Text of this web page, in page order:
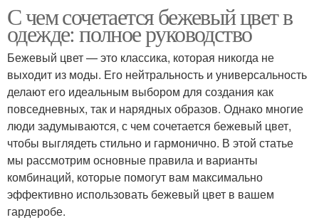
С чем сочетается бежевый цвет в
одежде: полное руководство
Бежевый цвет — это классика, которая никогда не
выходит из моды. Его нейтральность и универсальность
делают его идеальным выбором для создания как
повседневных, так и нарядных образов. Однако многие
люди задумываются, с чем сочетается бежевый цвет,
чтобы выглядеть стильно и гармонично. В этой статье
мы рассмотрим основные правила и варианты
комбинаций, которые помогут вам максимально
эффективно использовать бежевый цвет в вашем
гардеробе.